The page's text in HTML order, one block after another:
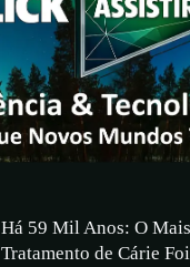
Há 59 Mil Anos: O
Tratamento de Cárie